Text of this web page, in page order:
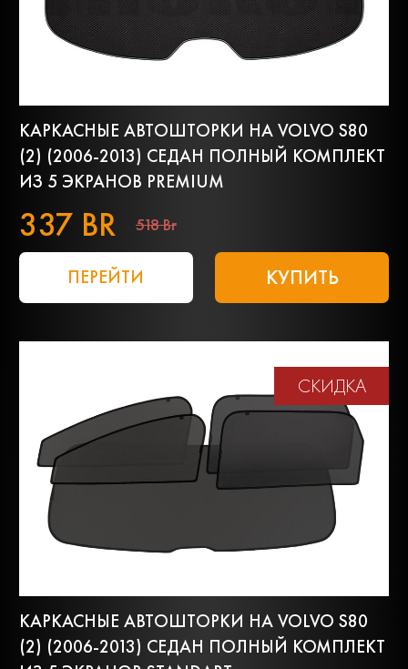
КАРКАСНЫЕ АВТОШТОРКИ НА VOLVO S80
(2) (2006-2013) СЕДАН ПОЛНЫЙ КОМПЛЕКТ
ИЗ 5 ЭКРАНОВ PREMIUM
337 BR 518 Br
ПЕРЕЙТИ КУПИТЬ
СКИДКА
КАРКАСНЫЕ АВТОШТОРКИ НА VOLVO S80
(2) (2006-2013) СЕДАН ПОЛНЫЙ КОМПЛЕКТ